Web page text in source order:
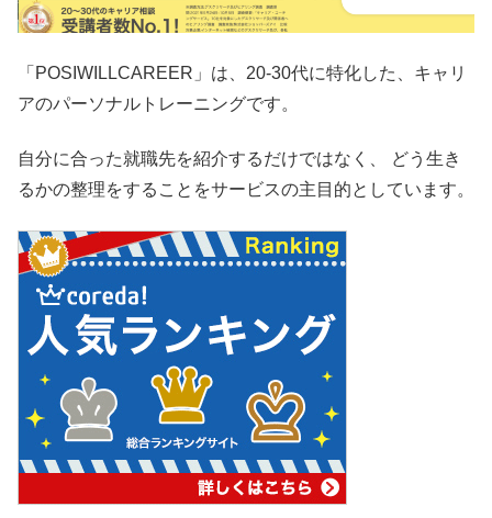
「POSIWILLCAREER」は、20-30代に特化した、キャリ
アのパーソナルトレーニングです。
自分に合った就職先を紹介するだけではなく、 どう生き
るかの整理をすることをサービスの主目的としています。